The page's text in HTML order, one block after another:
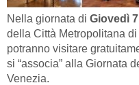
Nella giornata diGiovedì
della Città Metropolitana
potranno visitare
si “associa” alla Giornata
Venezia.